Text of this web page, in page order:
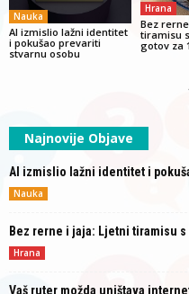
Nauka
AI izmislio lažni identitet
i pokušao prevariti
stvarnu osobu
Hrana
Bez
tiramisu
gotov za
Najnovije Objave
AI izmislio lažni identitet i
Nauka
Bez rerne i jaja: Ljetni tiramisu
Hrana
Vaš ruter možda uništava